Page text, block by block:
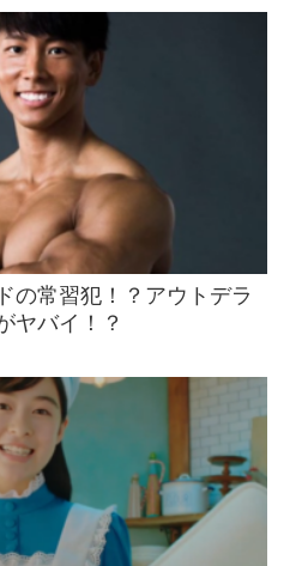
の常習犯！？アウトデラ
ヤバイ！？